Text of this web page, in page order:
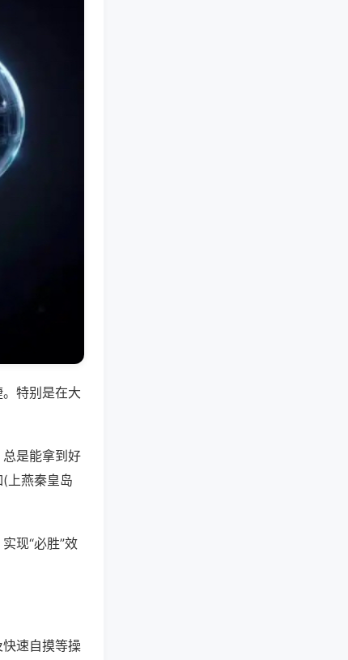
特别是在大
是能拿到好
上燕秦皇岛
现“必胜”效
速自摸等操